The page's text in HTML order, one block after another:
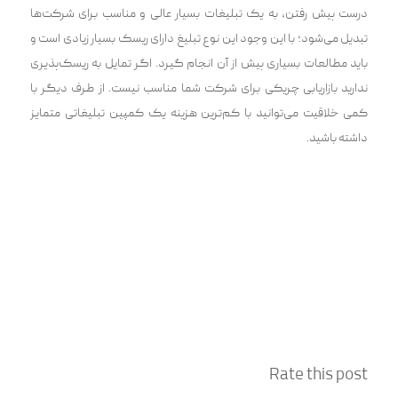
درست پیش رفتن، به یک تبلیغات بسیار عالی و مناسب برای شرکت‌ها
تبدیل می‌شود؛ با این وجود این نوع تبلیغ دارای ریسک بسیار زیادی است و
باید مطالعات بسیاری پیش از آن انجام گیرد. اگر تمایل به ریسک‌پذیری
ندارید بازاریابی چریکی برای شرکت شما مناسب نیست. از طرف دیگر با
کمی خلاقیت می‌توانید با کم‌ترین هزینه یک کمپین تبلیغاتی متمایز
داشته باشید.
Rate this post